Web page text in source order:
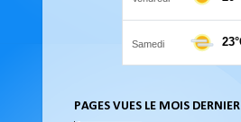
PAGES VUES LE MOIS DERNIER